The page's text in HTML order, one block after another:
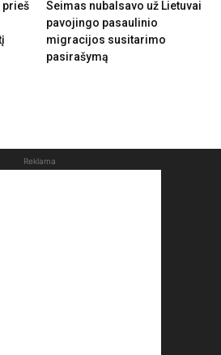
prieš
Seimas nubalsavo už Lietuvai
pavojingo pasaulinio
migracijos susitarimo
pasirašymą
Reklama